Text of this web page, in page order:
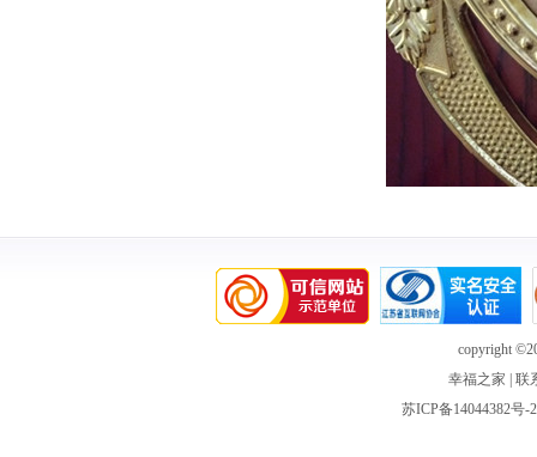
copyright
幸福之家 | 联
苏ICP备14044382号-2